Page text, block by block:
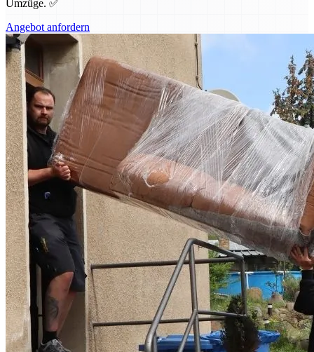
Umzüge. ✅
Angebot anfordern